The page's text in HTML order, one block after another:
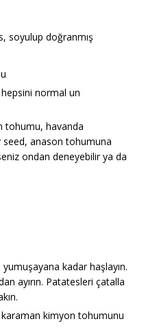
soyulup doğranmış
normal un
tohumu, havanda
anason tohumuna
ondan deneyebilir ya da
kadar haşlayın.
ayırın. Patatesleri çatalla
kimyon tohumunu